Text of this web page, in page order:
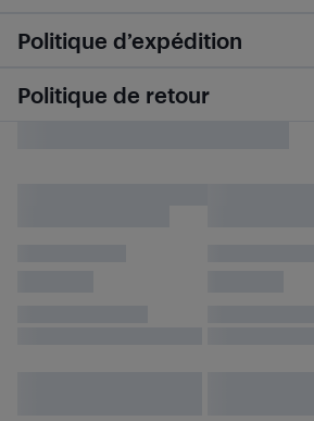
Politique d’expédition
Politique de retour